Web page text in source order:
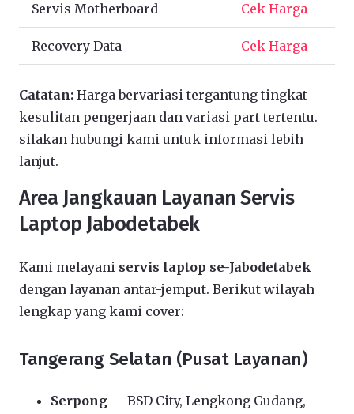
Servis Motherboard Cek Harga
Recovery Data Cek Harga
Catatan: Harga bervariasi tergantung tingkat
kesulitan pengerjaan dan variasi part tertentu.
silakan hubungi kami untuk informasi lebih
lanjut.
Area Jangkauan Layanan Servis
Laptop Jabodetabek
Kami melayani servis laptop se-Jabodetabek
dengan layanan antar-jemput. Berikut wilayah
lengkap yang kami cover:
Tangerang Selatan (Pusat Layanan)
Serpong — BSD City, Lengkong Gudang,